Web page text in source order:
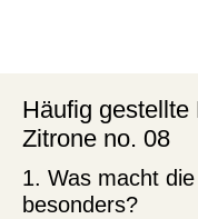
Häufig
Zitrone no. 08
1. Was macht
besonders?